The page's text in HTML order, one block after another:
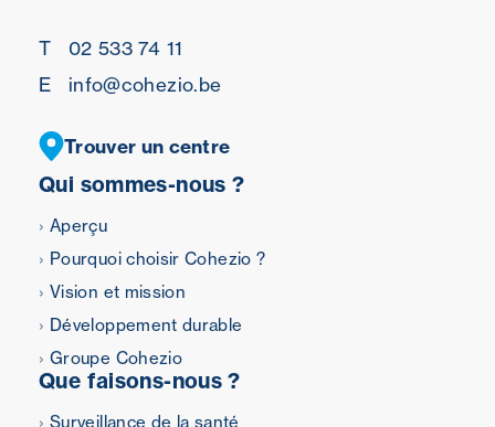
Qui sommes-nous ?
Aperçu
Pourquoi choisir Cohezio ?
Vision et mission
Développement durable
Groupe Cohezio
Que faisons-nous ?
Surveillance de la santé
T
02 533 74 11
E
info@cohezio.be
Trouver un centre